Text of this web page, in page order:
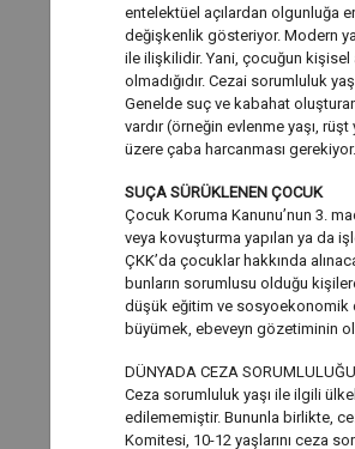
entelektüel açılardan olgunluğa
değişkenlik gösteriyor. Modern
ile ilişkilidir. Yani, çocuğun kişisel
olmadığıdır. Cezai sorumluluk
Genelde suç ve kabahat
vardır (örneğin evlenme yaşı,
üzere çaba harcanması gerekiyor.
SUÇA SÜRÜKLENEN ÇOCUK
Çocuk Koruma Kanunu’nun 3.
veya kovuşturma yapılan ya da
ÇKK’da çocuklar hakkında
bunların sorumlusu olduğu
düşük eğitim ve sosyoekonomik
büyümek, ebeveyn gözetiminin
DÜNYADA CEZA
Ceza sorumluluk yaşı ile ilgili
edilememiştir. Bununla birlikte,
Komitesi, 10-12 yaşlarını ceza